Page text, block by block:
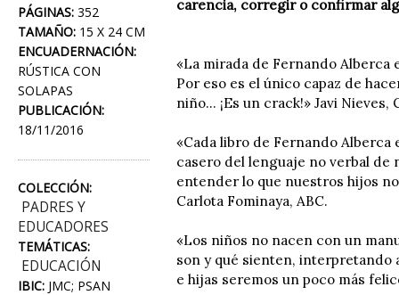
PÁGINAS: 352
TAMAÑO: 15 X 24 CM
ENCUADERNACIÓN:
RÚSTICA CON
SOLAPAS
PUBLICACIÓN:
18/11/2016
COLECCIÓN:
PADRES Y
EDUCADORES
TEMÁTICAS:
EDUCACIÓN
IBIC: JMC; PSAN
carencia, corregir o confirmar
«La mirada de Fernando
Por eso es el único capaz de
niño... ¡Es un crack!» Javi Nieves,
«Cada libro de Fernando
casero del lenguaje no verbal de
entender lo que nuestros hijos
Carlota Fominaya, ABC.
«Los niños no nacen con un
son y qué sienten, interpretando
e hijas seremos un poco más